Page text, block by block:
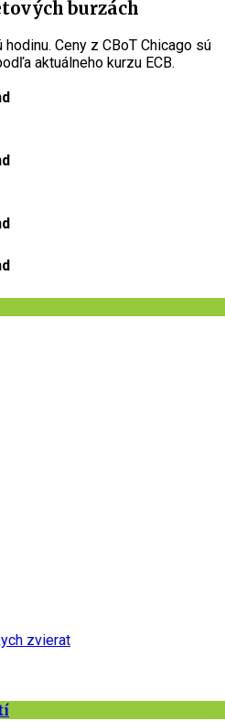
burzách
Ceny z CBoT Chicago sú
aktuálneho kurzu ECB.
zvierat